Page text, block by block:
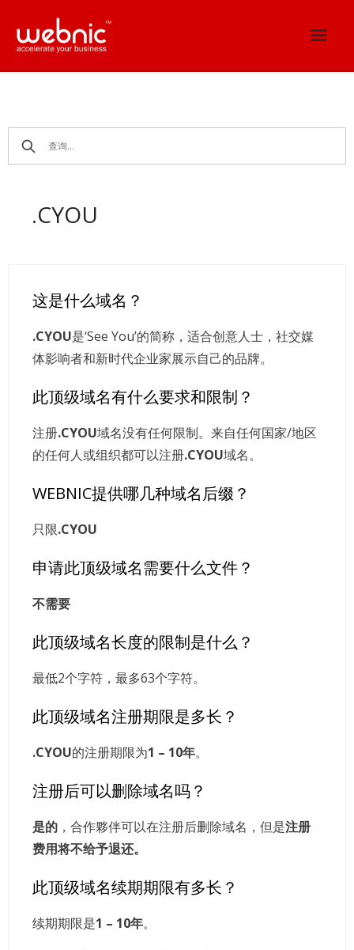
content
.CYOU
这是什么域名？
.CYOU是‘See You’的简称，适合创意人士，社交媒
体影响者和新时代企业家展示自己的品牌。
此顶级域名有什么要求和限制？
注册.CYOU域名没有任何限制。来自任何国家/地区
的任何人或组织都可以注册.CYOU域名。
WEBNIC提供哪几种域名后缀？
只限.CYOU
申请此顶级域名需要什么文件？
不需要
此顶级域名长度的限制是什么？
最低2个字符，最多63个字符。
此顶级域名注册期限是多长？
.CYOU的注册期限为1 – 10年。
注册后可以删除域名吗？
是的 ，合作夥伴可以在注册后删除域名，但是注册
费用将不给予退还。
此顶级域名续期期限有多长？
续期期限是1 – 10年。